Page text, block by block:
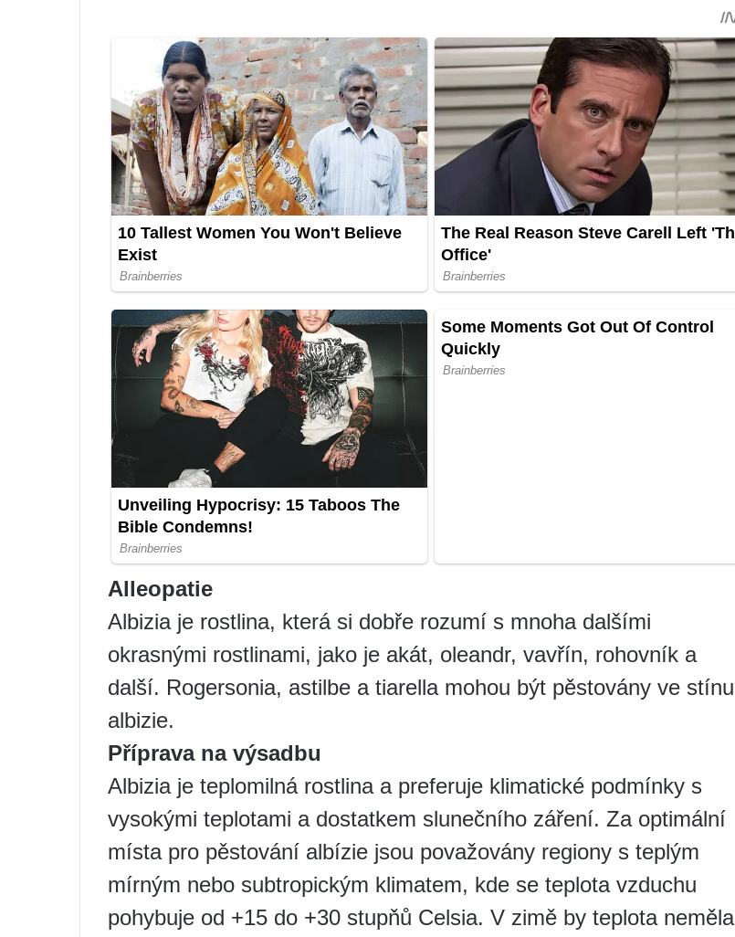
Alleopatie
Albizia je rostlina, která si dobře rozumí s mnoha dalšími
okrasnými rostlinami, jako je akát, oleandr, vavřín, rohovník a
další. Rogersonia, astilbe a tiarella mohou být pěstovány ve stínu
albizie.
Příprava na výsadbu
Albizia je teplomilná rostlina a preferuje klimatické podmínky s
vysokými teplotami a dostatkem slunečního záření. Za optimální
místa pro pěstování albízie jsou považovány regiony s teplým
mírným nebo subtropickým klimatem, kde se teplota vzduchu
pohybuje od +15 do +30 stupňů Celsia. V zimě by teplota neměla